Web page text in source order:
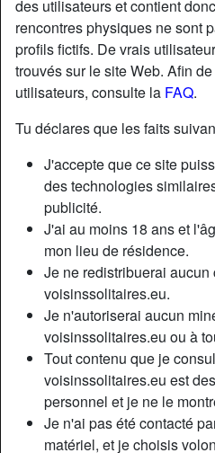
des utilisateurs et contient
rencontres physiques ne sont
profils fictifs. De vrais
trouvés sur le site Web. Afin
utilisateurs, consulte la FAQ.
Tu déclares que les faits
J'accepte que ce site
des technologies
publicité.
J'ai au moins 18 ans et
mon lieu de résidence.
Je ne redistribuerai aucun
voisinssolitaires.eu.
Je n'autoriserai aucun
voisinssolitaires.eu ou à
Tout contenu que je
voisinssolitaires.eu est
personnel et je ne le
Je n'ai pas été contacté
matériel, et je choisis
starAjouter
Nickname:
Âge:
Département:
Sexe:
Relation:
Couleur des yeux:
Taille:
Description
N'a pas encore saisi de
Cherche
Femme, 18-25, 26-35, 36-54